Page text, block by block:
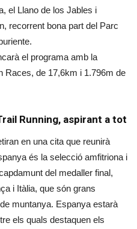
el Llano de los Jables i
recorrent bona part del Parc
el programa amb la
Races, de 17,6km i 1.796m de
Running, aspirant a tot
en una cita que reunirà
és la selecció amfitriona i
del medaller final,
i Itàlia, que són grans
muntanya. Espanya estarà
els quals destaquen els